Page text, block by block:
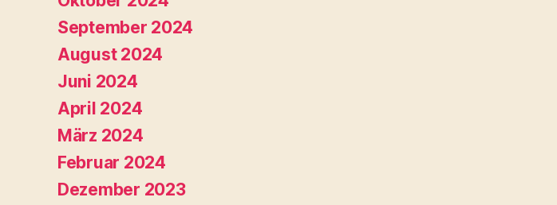
September 2024
August 2024
Juni 2024
April 2024
März 2024
Februar 2024
Dezember 2023